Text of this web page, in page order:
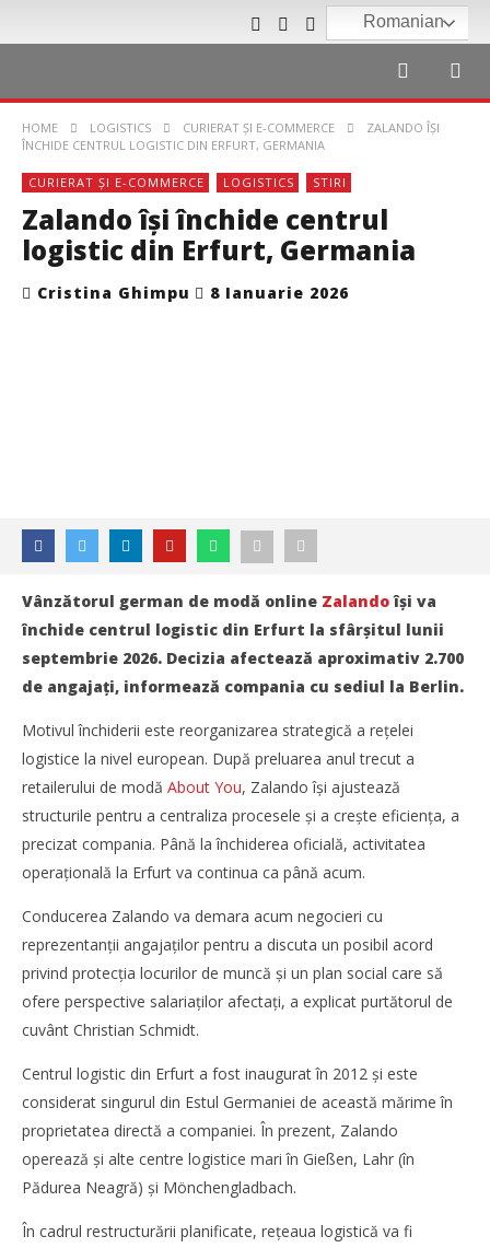
Romanian
HOME LOGISTICS CURIERAT ȘI E-COMMERCE
ZALANDO ÎŞI
ÎNCHIDE CENTRUL LOGISTIC DIN ERFURT, GERMANIA
CURIERAT ȘI E-COMMERCE LOGISTICS STIRI
Zalando îşi închide centrul
logistic din Erfurt, Germania
Cristina Ghimpu 8 Ianuarie 2026
NOW VIEWING
Zalando îşi închide centrul logistic din Erfurt, Germania
Ghimpu
Vânzătorul german de modă online Zalandoîși va
închide centrul logistic din Erfurt la sfârșitul lunii
septembrie 2026. Decizia afectează aproximativ 2.700
de angajați, informează compania cu sediul la Berlin.
Motivul închiderii este reorganizarea strategică a rețelei
logistice la nivel european. După preluarea anul trecut a
retailerului de modă About You, Zalando își ajustează
structurile pentru a centraliza procesele și a crește eficiența, a
precizat compania. Până la închiderea oficială, activitatea
operațională la Erfurt va continua ca până acum.
Conducerea Zalando va demara acum negocieri cu
reprezentanții angajaților pentru a discuta un posibil acord
privind protecția locurilor de muncă și un plan social care să
ofere perspective salariaților afectați, a explicat purtătorul de
cuvânt Christian Schmidt.
Centrul logistic din Erfurt a fost inaugurat în 2012 și este
considerat singurul din Estul Germaniei de această mărime în
proprietatea directă a companiei. În prezent, Zalando
operează și alte centre logistice mari în Gießen, Lahr (în
Pădurea Neagră) și Mönchengladbach.
În cadrul restructurării planificate, rețeaua logistică va fi